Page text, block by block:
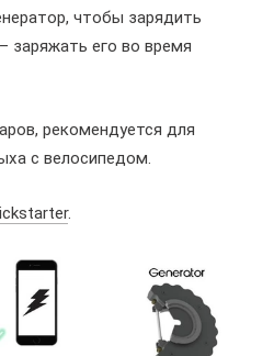
чтобы зарядить
заряжать его во время
рекомендуется для
с велосипедом.
.